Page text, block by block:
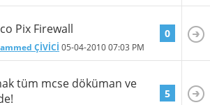
Pix Firewall
ÇİVİCİ 05-04-201007:03 PM
0
tüm mcse döküman ve
5